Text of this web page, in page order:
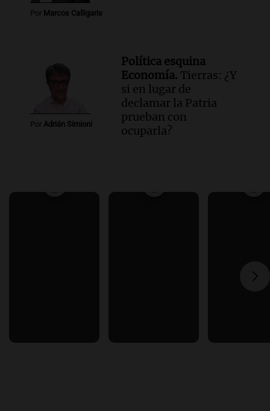
Por Marcos Calligaris
Por Adrián Simioni
Política esquina
Economía. Tierras: ¿Y
si en lugar de
declamar la Patria
prueban con
ocuparla?